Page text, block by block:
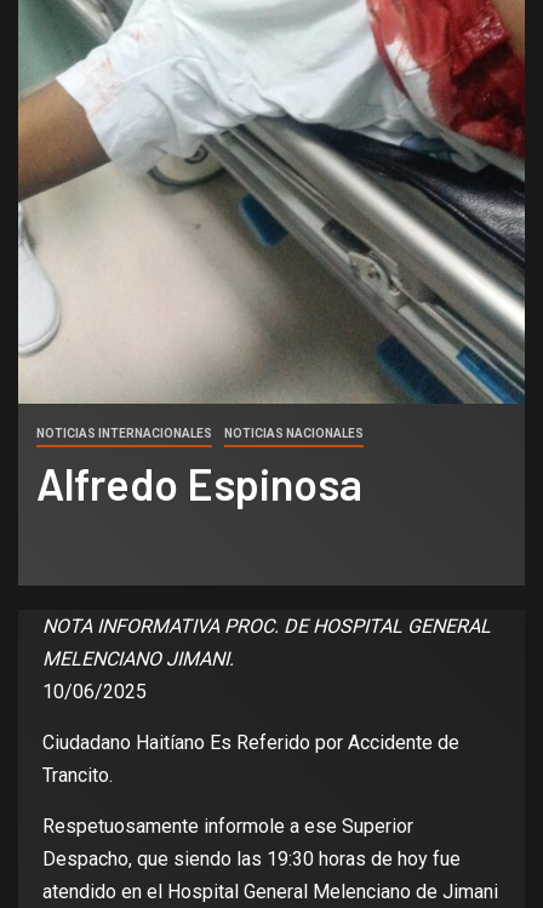
NOTICIAS INTERNACIONALES NOTICIAS NACIONALES
Alfredo Espinosa
NOTA INFORMATIVA PROC. DE HOSPITAL GENERAL
MELENCIANO JIMANI.
10/06/2025
Ciudadano Haitíano Es Referido por Accidente de
Trancito.
Respetuosamente informole a ese Superior
Despacho, que siendo las 19:30 horas de hoy fue
atendido en el Hospital General Melenciano de Jimani